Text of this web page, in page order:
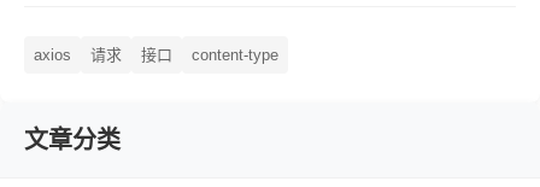
axios 请求 接口 content-type
文章分类